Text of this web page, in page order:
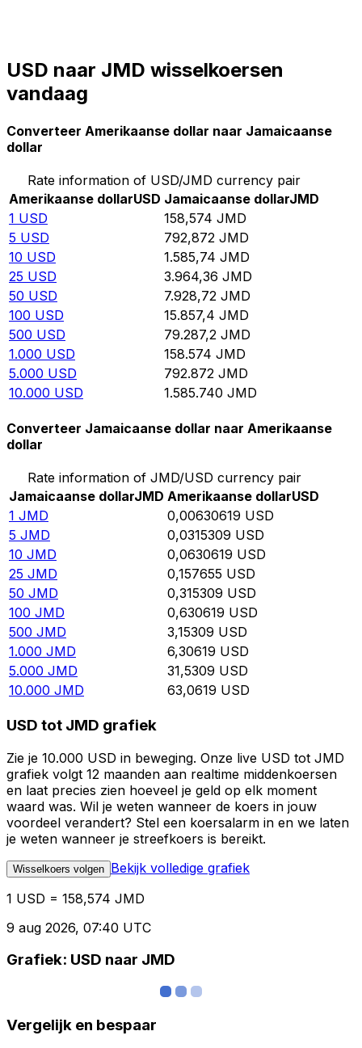
USD naar JMD wisselkoersen
vandaag
Converteer Amerikaanse dollar naar Jamaicaanse
dollar
Rate information of USD/JMD currency pair
Amerikaanse dollarUSD Jamaicaanse dollarJMD
1 USD 158,574 JMD
5 USD 792,872 JMD
10 USD 1.585,74 JMD
25 USD 3.964,36 JMD
50 USD 7.928,72 JMD
100 USD 15.857,4 JMD
500 USD 79.287,2 JMD
1.000 USD 158.574 JMD
5.000 USD 792.872 JMD
10.000 USD 1.585.740 JMD
Converteer Jamaicaanse dollar naar Amerikaanse
dollar
Rate information of JMD/USD currency pair
Jamaicaanse dollarJMD Amerikaanse dollarUSD
1 JMD 0,00630619 USD
5 JMD 0,0315309 USD
10 JMD 0,0630619 USD
25 JMD 0,157655 USD
50 JMD 0,315309 USD
100 JMD 0,630619 USD
500 JMD 3,15309 USD
1.000 JMD 6,30619 USD
5.000 JMD 31,5309 USD
10.000 JMD 63,0619 USD
USD tot JMD grafiek
Zie je 10.000 USD in beweging. Onze live USD tot JMD
grafiek volgt 12 maanden aan realtime middenkoersen
en laat precies zien hoeveel je geld op elk moment
waard was. Wil je weten wanneer de koers in jouw
voordeel verandert? Stel een koersalarm in en we laten
je weten wanneer je streefkoers is bereikt.
Wisselkoers volgen Bekijk volledige grafiek
1 USD = 158,574 JMD
9 aug 2026, 07:40 UTC
Grafiek: USD naar JMD
Vergelijk en bespaar